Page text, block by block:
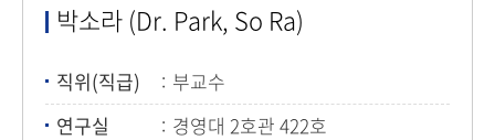
박소라 (Dr. Park, So Ra)
직위(직급)
부교수
연구실
경영대 2호관 422호